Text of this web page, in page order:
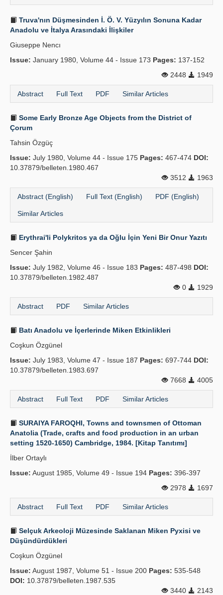
Truva'nın Düşmesinden İ. Ö. V. Yüzyılın Sonuna Kadar
Anadolu ve İtalya Arasındaki İlişkiler
Giuseppe Nencı
Issue: January 1980, Volume 44 - Issue 173 Pages: 137-152
2448
1949
Abstract Full Text PDF Similar Articles
Some Early Bronze Age Objects from the District of
Çorum
Tahsin Özgüç
Issue: July 1980, Volume 44 - Issue 175 Pages: 467-474 DOI:
10.37879/belleten.1980.467
3512
1963
Abstract (English) Full Text (English) PDF (English)
Similar Articles
Erythrai'li Polykritos ya da Oğlu İçin Yeni Bir Onur Yazıtı
Sencer Şahin
Issue: July 1982, Volume 46 - Issue 183 Pages: 487-498 DOI:
10.37879/belleten.1982.487
0
1929
Abstract PDF Similar Articles
Batı Anadolu ve İçerlerinde Miken Etkinlikleri
Coşkun Özgünel
Issue: July 1983, Volume 47 - Issue 187 Pages: 697-744 DOI:
10.37879/belleten.1983.697
7668
4005
Abstract Full Text PDF Similar Articles
SURAIYA FAROQHI, Towns and townsmen of Ottoman
Anatolia (Trade, crafts and food production in an urban
setting 1520-1650) Cambridge, 1984. [Kitap Tanıtımı]
İlber Ortaylı
Issue: August 1985, Volume 49 - Issue 194 Pages: 396-397
2978
1697
Abstract Full Text PDF Similar Articles
Selçuk Arkeoloji Müzesinde Saklanan Miken Pyxisi ve
Düşündürdükleri
Coşkun Özgünel
Issue: August 1987, Volume 51 - Issue 200 Pages: 535-548
DOI: 10.37879/belleten.1987.535
3440
2143